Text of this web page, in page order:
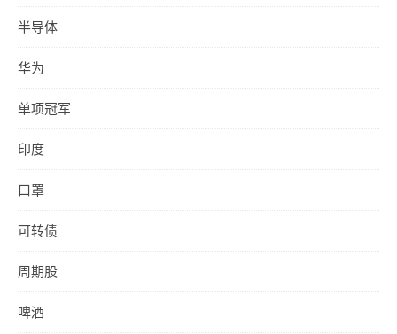
半导体
华为
单项冠军
印度
口罩
可转债
周期股
啤酒